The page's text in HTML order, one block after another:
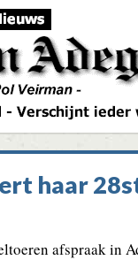
haar
afspraak in